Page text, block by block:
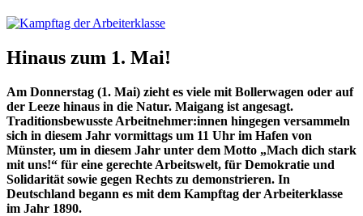
Hinaus zum 1. Mai!
Am Donnerstag (1. Mai) zieht es viele mit Bollerwagen oder auf
der Leeze hinaus in die Natur. Maigang ist angesagt.
Traditionsbewusste Arbeitnehmer:innen hingegen versammeln
sich in diesem Jahr vormittags um 11 Uhr im Hafen von
Münster, um in diesem Jahr unter dem Motto „Mach dich stark
mit uns!“ für eine gerechte Arbeitswelt, für Demokratie und
Solidarität sowie gegen Rechts zu demonstrieren. In
Deutschland begann es mit dem Kampftag der Arbeiterklasse
im Jahr 1890.